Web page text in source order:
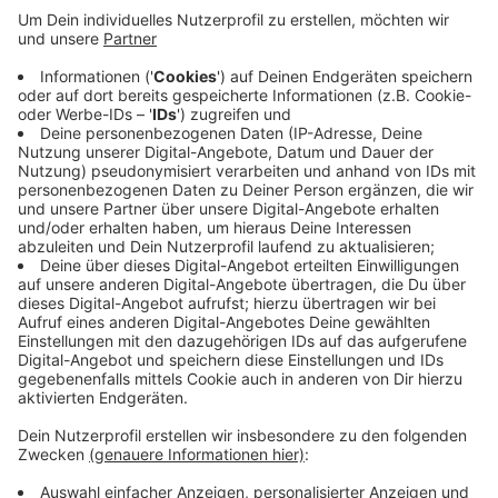
Anzeige
Jetzt teilt die Stadt Mettmann allerdings mit, dass
sich die Eröffnung auf den Herbst verzögern wird.
Grund sind Lieferzeiten von vorgefertigten Elementen,
die auf der Anlage aufgebaut werden, wie der Leiter
der Abteilung Jugendförderung der Stadt berichtet.
Die Kosten der Anlage übernimmt das Land NRW in
Form eines Förderprogramms, heißt es in der
Pressemitteilung der Stadt Mettmann.
Anzeige